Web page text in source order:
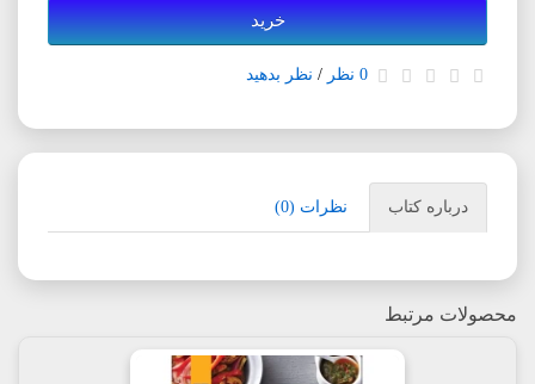
خرید
0 نظر / نظر بدهید
درباره کتاب نظرات (0)
محصولات مرتبط